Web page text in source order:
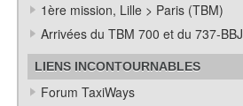
1ère mission, Lille > Paris (TBM)
Arrivées du TBM 700 et du 737-BBJ
LIENS INCONTOURNABLES
Forum TaxiWays